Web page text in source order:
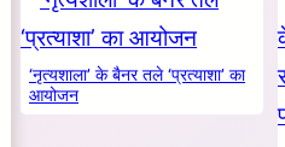
‘नृत्यशाला’ के बैनर तले ‘प्रत्याशा’ का
आयोजन